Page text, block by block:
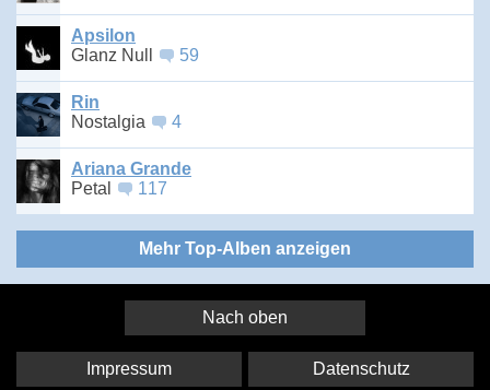
Apsilon
Glanz Null
59
Rin
Nostalgia
4
Ariana Grande
Petal
117
Mehr Top-Alben anzeigen
Nach oben
Impressum Datenschutz